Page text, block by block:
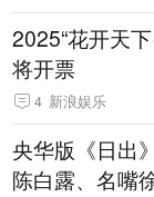
2025“花开天
将开票
4 新浪娱乐
央华版《日出
陈白露、名嘴